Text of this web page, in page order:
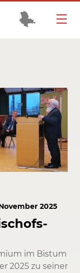
2025
im Bistum
2025 zu seiner